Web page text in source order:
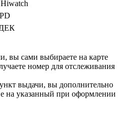
вы сами выбираете на карте
номер для отслеживания
выдачи, вы дополнительно
на указанный при оформлении